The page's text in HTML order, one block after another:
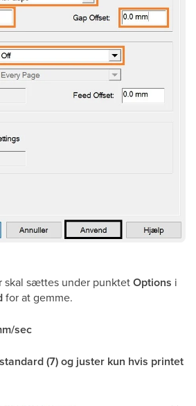
skal sættes under punktetOptions i
for at gemme.
sec
(7) og juster kun hvis printet